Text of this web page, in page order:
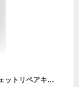
DOPES ドープス OH09 WETSUITS REPAIR KIT ウェットリペアキット ウェットスーツ修理セット 3種類 3枚入り ボンド付 リペア 修理 補修 応急処置 携帯用 サーフィン サーフボード SURFING SURFBOARD マリンスポーツ 海 アクティビティ 初心者 ビギナー